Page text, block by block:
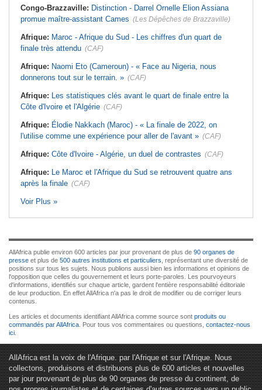
Congo-Brazzaville: Distinction - Darrel Ornelle Elion Assiana
promue maître-assistant Cames (Les Dépêches de Brazzaville)
Afrique: Maroc - Afrique du Sud - Les chiffres d'un quart de
finale très attendu (CAF)
Afrique: Naomi Eto (Cameroun) - « Face au Nigeria, nous
donnerons tout sur le terrain. » (CAF)
Afrique: Les statistiques clés avant le quart de finale entre la
Côte d'Ivoire et l'Algérie (CAF)
Afrique: Élodie Nakkach (Maroc) - « La finale de 2022, on
l'utilise comme une expérience pour aller de l'avant » (CAF)
Afrique: Côte d'Ivoire - Algérie, un duel de contrastes (CAF)
Afrique: Le Maroc et l'Afrique du Sud se retrouvent quatre ans
après la finale (CAF)
Voir Plus »
AllAfrica publie environ 600 articles par jour provenant de plus de 90 organes de
presse et plus de 500 autres institutions et particuliers , représentant une diversité de
positions sur tous les sujets. Nous publions aussi bien les informations et opinions de
l'opposition que celles du gouvernement et leurs porte-paroles. Les pourvoyeurs
d'informations, identifiés sur chaque article, gardent l'entière responsabilité éditoriale
de leur production. En effet AllAfrica n'a pas le droit de modifier ou de corriger leurs
contenus.
Les articles et documents identifiant AllAfrica comme source sont produits ou
commandés par AllAfrica . Pour tous vos commentaires ou questions, contactez-nous
ici
AllAfrica est la voix de l'Afrique. par l'Afrique et sur l'Afrique. Nous
collectons, produisons et distribuons plus de 600 articles et nouvelles
par jour provenant de plus de 90 organes de presse du continent, de